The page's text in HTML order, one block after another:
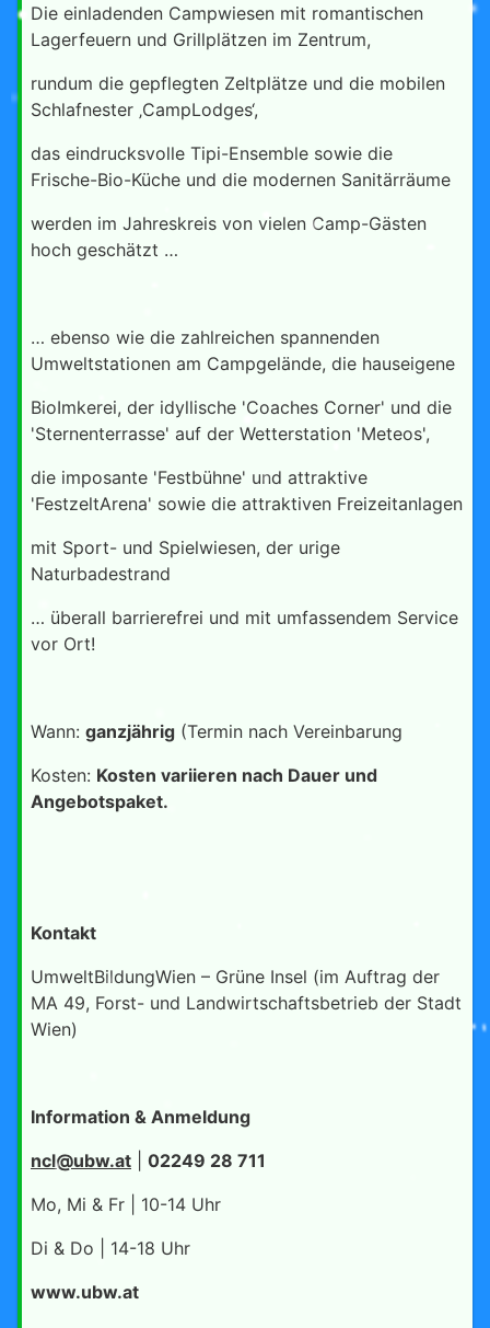
Die einladenden Campwiesen mit romantischen
Lagerfeuern und Grillplätzen im Zentrum,
rundum die gepflegten Zeltplätze und die mobilen
Schlafnester ‚CampLodges‘,
das eindrucksvolle Tipi-Ensemble sowie die
Frische-Bio-Küche und die modernen Sanitärräume
werden im Jahreskreis von vielen Camp-Gästen
hoch geschätzt …
… ebenso wie die zahlreichen spannenden
Umweltstationen am Campgelände, die hauseigene
BioImkerei, der idyllische 'Coaches Corner' und die
'Sternenterrasse' auf der Wetterstation 'Meteos',
die imposante 'Festbühne' und attraktive
'FestzeltArena' sowie die attraktiven Freizeitanlagen
mit Sport- und Spielwiesen, der urige
Naturbadestrand
… überall barrierefrei und mit umfassendem Service
vor Ort!
Wann: ganzjährig (Termin nach Vereinbarung
Kosten: Kosten variieren nach Dauer und
Angebotspaket.
Kontakt
UmweltBildungWien – Grüne Insel (im Auftrag der
MA 49, Forst- und Landwirtschaftsbetrieb der Stadt
Wien)
Information & Anmeldung
ncl@ubw.at
02249 28 711
Mo, Mi & Fr | 10-14 Uhr
Di & Do | 14-18 Uhr
www.ubw.at